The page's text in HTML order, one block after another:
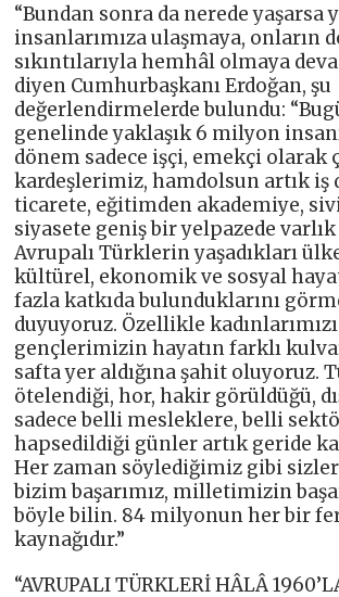
“Bundan sonra da nerede yaşarsa
insanlarımıza ulaşmaya, onların
sıkıntılarıyla hemhâl olmaya
diyen Cumhurbaşkanı Erdoğan, şu
değerlendirmelerde bulundu:
genelinde yaklaşık 6 milyon
dönem sadece işçi, emekçi olarak
kardeşlerimiz, hamdolsun artık iş
ticarete, eğitimden akademiye,
siyasete geniş bir yelpazede
Avrupalı Türklerin yaşadıkları
kültürel, ekonomik ve sosyal
fazla katkıda bulunduklarını
duyuyoruz. Özellikle
gençlerimizin hayatın farklı
safta yer aldığına şahit oluyoruz.
ötelendiği, hor, hakir görüldüğü,
sadece belli mesleklere, belli
hapsedildiği günler artık geride
Her zaman söylediğimiz gibi
bizim başarımız, milletimizin
böyle bilin. 84 milyonun her bir
kaynağıdır.”
“AVRUPALI TÜRKLERİ HÂLÂ